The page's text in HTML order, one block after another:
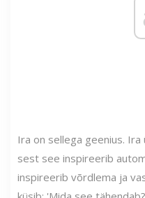
Ira on sellega geenius. Ira
sest see inspireerib
inspireerib võrdlema ja